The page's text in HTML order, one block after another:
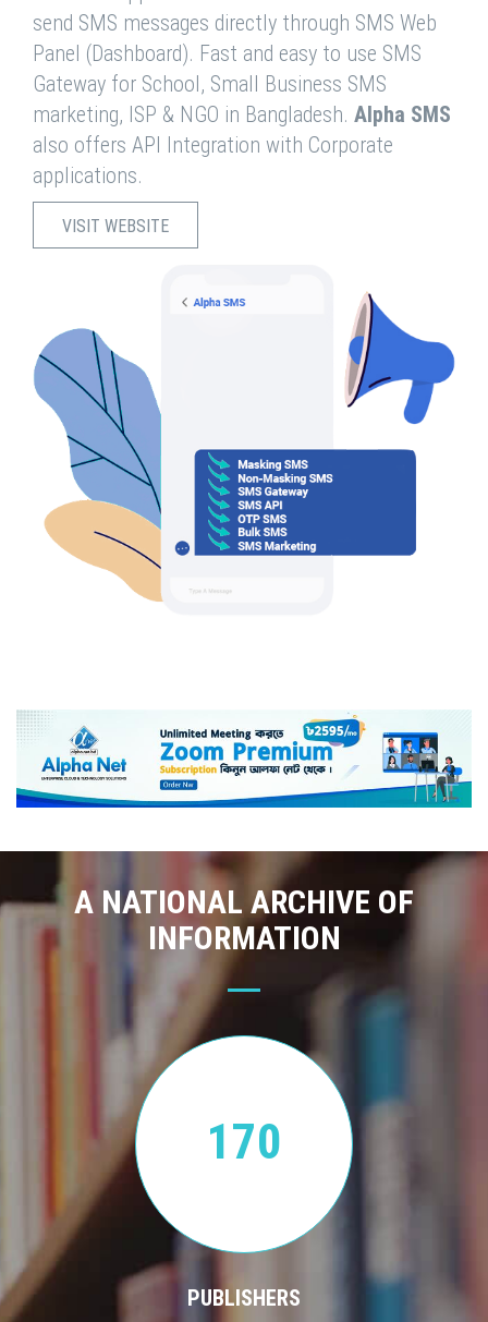
send SMS messages directly through SMS Web
Panel (Dashboard). Fast and easy to use SMS
Gateway for School, Small Business SMS
marketing, ISP & NGO in Bangladesh. Alpha SMS
also offers API Integration with Corporate
applications.
VISIT WEBSITE
A NATIONAL ARCHIVE OF
INFORMATION
170
PUBLISHERS